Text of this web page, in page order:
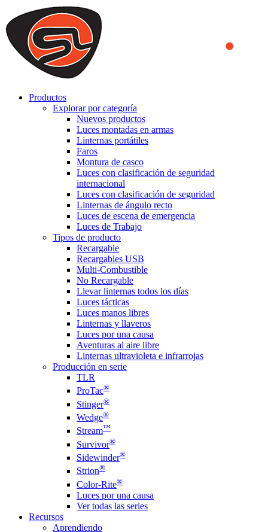
We use cookies to ensure that we provide you the best experience
on our website. By continuing to browse this website, you accept
that cookies are used to help us analyze how the website is used and
to offer you a better experience. To learn more or to find out how
you can disable cookies, you can access our
Productos
Explorar por categoría
Nuevos productos
Luces montadas en armas
Linternas portátiles
Faros
Montura de casco
Luces con clasificación de seguridad
internacional
Luces con clasificación de seguridad
Linternas de ángulo recto
Luces de escena de emergencia
Luces de Trabajo
Tipos de producto
Recargable
Recargables USB
Multi-Combustible
No Recargable
Llevar linternas todos los días
Luces tácticas
Luces manos libres
Linternas y llaveros
Luces por una causa
Aventuras al aire libre
Linternas ultravioleta e infrarrojas
Producción en serie
TLR
ProTac®
Stinger®
Wedge®
Stream™
Survivor®
Sidewinder®
Strion®
Color-Rite®
Luces por una causa
Ver todas las series
Recursos
Aprendiendo